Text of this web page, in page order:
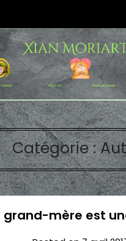
& Blogueuse & Streameuse
Catégorie :
grand-mère est